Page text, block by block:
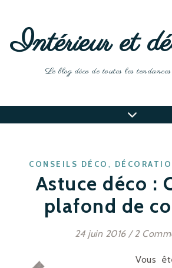
Intérieur et
Le blog déco de toutes les
CONSEILS DÉCO ,
Astuce déco :
plafond de
24 juin 2016 / 2
Vous êtes à la recherche